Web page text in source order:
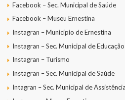
Facebook – Sec. Municipal de Saúde
Facebook – Museu Ernestina
Instagran – Município de Ernestina
Instagran – Sec. Municipal de Educação
Instagran – Turismo
Instagran – Sec. Municipal de Saúde
Intagran – Sec. Municipal de